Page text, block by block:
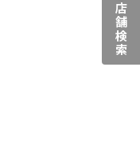
店舗検索